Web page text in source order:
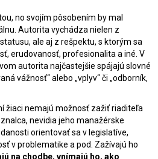
no svojím pôsobením by mal
Autorita vychádza nielen z
ale aj z rešpektu, s ktorým sa
erudovanosť, profesionalita a iné. V
autorita najčastejšie spájajú slovné
vážnosť“ alebo „vplyv“ či „odborník,
žiaci nemajú možnosť zažiť riaditeľa
nevidia jeho manažérske
orientovať sa v legislatíve,
v problematike a pod. Zažívajú ho
na chodbe, vnímajú ho, ako